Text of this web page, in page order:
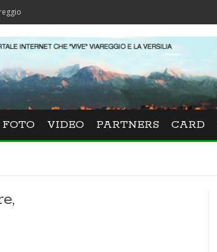
FOTO VIDEO PARTNERS CARD